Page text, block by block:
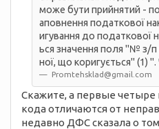
може бути прийнятий -
аповнення податкової
игування до податкової
ься значення поля "№ з/п
ної, що коригується" (1)
Promtehsklad@gmail.com
Скажите, а первые
кода отличаются от
недавно ДФС сказала о